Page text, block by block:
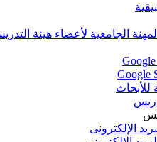
الجامعية لأعضاء هيئة
للأبحاث
الإلكترونى